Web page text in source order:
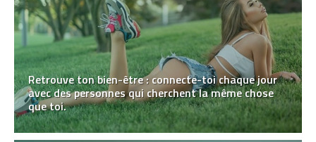
Retrouve ton bien-être : connecte-toi chaque jour
avec des personnes qui cherchent la même chose
que toi.